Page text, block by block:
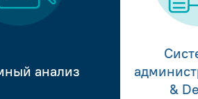
анализ
&